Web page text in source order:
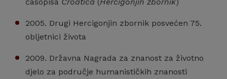
časopisa Croatica (Hercigonjin zbornik)
2005. Drugi Hercigonjin zbornik posvećen 75.
obljetnici života
2009. Državna Nagrada za znanost za životno
djelo za područje humanističkih znanosti